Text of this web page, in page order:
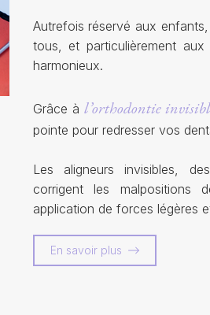
Autrefois réservé aux
tous, et particulièrement
harmonieux.
Grâce à l’orthodontie
pointe pour redresser vos
Les aligneurs invisibles,
corrigent les malpositions
application de forces légères
En savoir plus